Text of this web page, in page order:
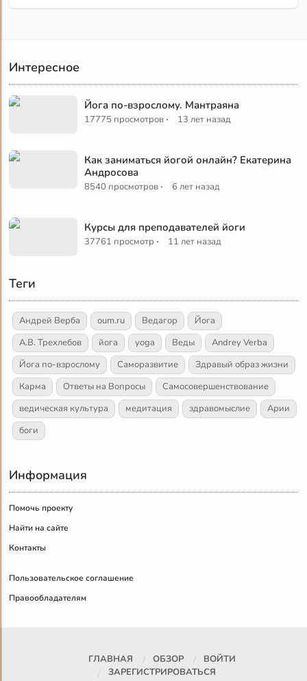
Интересное
Йога по-взрослому. Мантраяна
17775 просмотров · 13 лет назад
Как заниматься йогой онлайн? Екатерина
Андросова
8540 просмотров · 6 лет назад
Курсы для преподавателей йоги
37761 просмотр · 11 лет назад
Теги
Андрей Верба oum.ru Ведагор
Йога
А.В. Трехлебов
йога yoga Веды
Andrey Verba
Йога по-взрослому
Саморазвитие
Здравый образ жизни
Карма
Ответы на Вопросы
Самосовершенствование
ведическая культура
медитация здравомыслие
Арии
боги
Информация
Помочь проекту
Найти на сайте
Контакты
Пользовательское соглашение
Правообладателям
ГЛАВНАЯ ОБЗОР
ВОЙТИ
ЗАРЕГИСТРИРОВАТЬСЯ